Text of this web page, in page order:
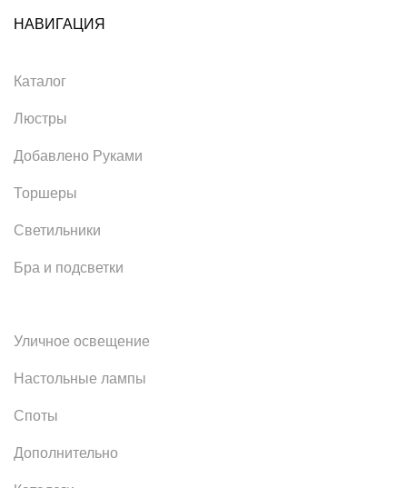
НАВИГАЦИЯ
Каталог
Люстры
Добавлено Руками
Торшеры
Светильники
Бра и подсветки
Уличное освещение
Настольные лампы
Споты
Дополнительно